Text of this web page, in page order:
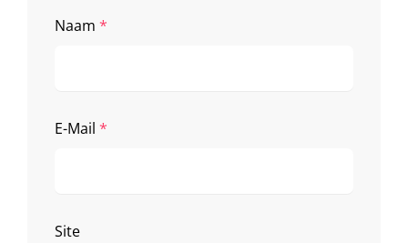
Naam *
E-Mail *
Site